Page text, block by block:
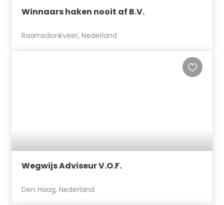
Winnaars haken nooit af B.V.
Raamsdonkveer, Nederland
Wegwijs Adviseur V.O.F.
Den Haag, Nederland